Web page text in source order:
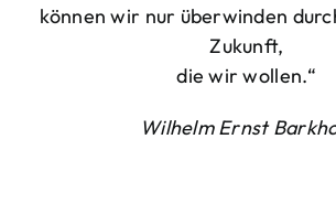
können wir nur überwinden
Zukunft,
die wir wollen.“
Wilhelm Ernst